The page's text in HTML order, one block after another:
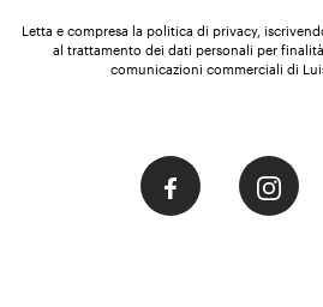
Letta e compresa la politica di privacy,
al trattamento dei dati personali per
comunicazioni commerciali di